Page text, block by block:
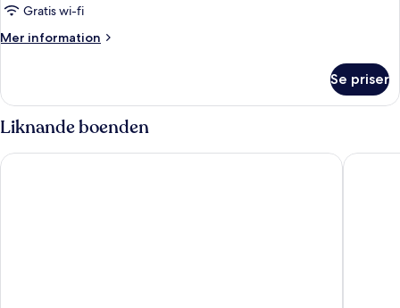
Gratis wi-fi
Mer information
Mer
Se priser
Liknande boenden
President Hotel STG